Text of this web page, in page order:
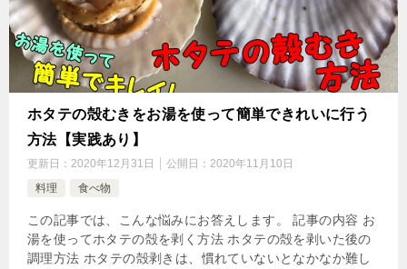
ホタテの殻むきをお湯を使って簡単できれいに行う
方法【実践あり】
更新日： 2020年12月31日 公開日： 2020年11月10日
料理
食べ物
この記事では、こんな悩みにお答えします。 記事の内容 お
湯を使ってホタテの殻を剥く方法 ホタテの殻を剥いた後の
調理方法 ホタテの殻剥きは、慣れていないとなかなか難し